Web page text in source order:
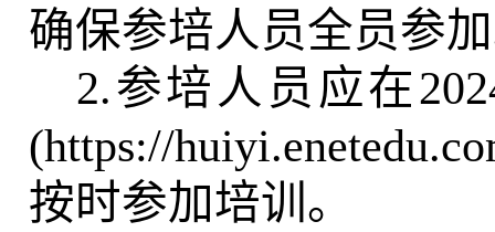
确保参培人员全员参
2.参培人员应在
(https://
按时参加培训。